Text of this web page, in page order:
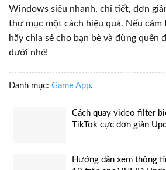
Windows siêu nhanh, chi tiết, đơn
thư mục một cách hiệu quả. Nếu cảm
hãy chia sẻ cho bạn bè và đừng quên
dưới nhé!
Danh mục: Game App.
Cách quay video filter
TikTok cực đơn giản
Hướng dẫn xem thông